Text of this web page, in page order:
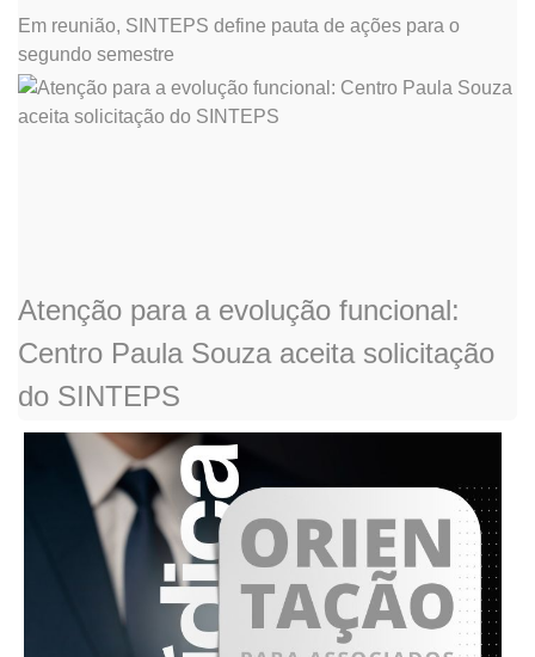
Em reunião, SINTEPS define pauta de ações para o
segundo semestre
Atenção para a evolução funcional:
Centro Paula Souza aceita solicitação
do SINTEPS